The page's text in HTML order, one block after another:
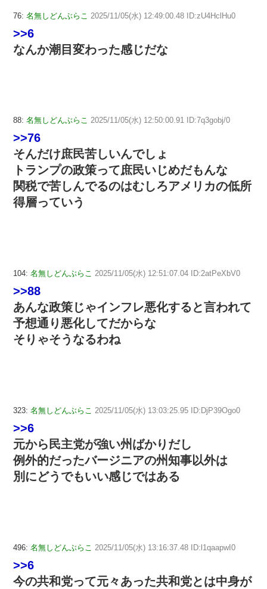
76: 名無しどんぶらこ 2025/11/05(水) 12:49:00.48 ID:zU4HclHu0
>>6
なんか潮目変わった感じだな
88: 名無しどんぶらこ 2025/11/05(水) 12:50:00.91 ID:7q3gobj/0
>>76
そんだけ庶民苦しいんでしょ
トランプの政策って庶民いじめだもんな
関税で苦しんでるのはむしろアメリカの低所
得層っていう
104: 名無しどんぶらこ 2025/11/05(水) 12:51:07.04 ID:2atPeXbV0
>>88
あんな政策じゃインフレ悪化すると言われて
予想通り悪化してだからな
そりゃそうなるわね
323: 名無しどんぶらこ 2025/11/05(水) 13:03:25.95 ID:DjP39Ogo0
>>6
元から民主党が強い州ばかりだし
例外的だったバージニアの州知事以外は
別にどうでもいい感じではある
496: 名無しどんぶらこ 2025/11/05(水) 13:16:37.48 ID:l1qaapwI0
>>6
今の共和党って元々あった共和党とは中身が